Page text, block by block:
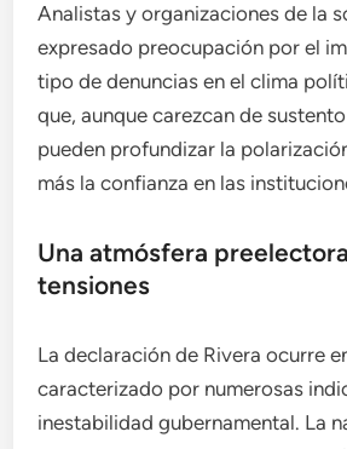
Analistas y organizaciones de la
expresado preocupación por el
tipo de denuncias en el clima
que, aunque carezcan de
pueden profundizar la
más la confianza en las
Una atmósfera
tensiones
La declaración de Rivera ocurre
caracterizado por numerosas
inestabilidad gubernamental. La